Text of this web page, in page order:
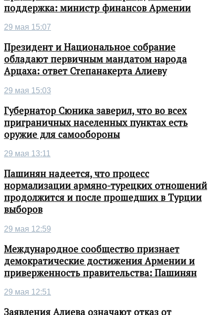
поддержка: министр финансов Армении
29 мая 15:07
Президент и Национальное собрание
обладают первичным мандатом народа
Арцаха: ответ Степанакерта Алиеву
29 мая 15:03
Губернатор Сюника заверил, что во всех
приграничных населенных пунктах есть
оружие для самообороны
29 мая 13:11
Пашинян надеется, что процесс
нормализации армяно-турецких отношений
продолжится и после прошедших в Турции
выборов
29 мая 12:59
Международное сообщество признает
демократические достижения Армении и
приверженность правительства: Пашинян
29 мая 12:51
Заявления Алиева означают отказ от